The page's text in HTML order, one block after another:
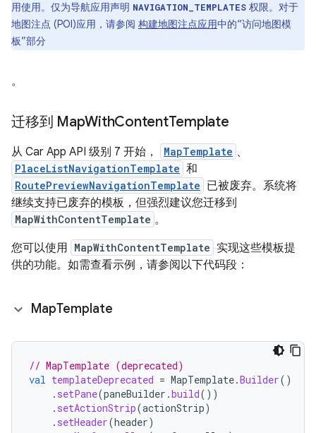
用使用。仅为导航应用声明 NAVIGATION_TEMPLATES 权限。对于
地图注点 (POI)应用，请参阅 构建地图注点应用中的“访问地图模
板”部分
。
迁移到 MapWithContentTemplate
从 Car App API 级别 7 开始， MapTemplate 、
PlaceListNavigationTemplate 和
RoutePreviewNavigationTemplate 已被废弃。系统将
继续支持已废弃的模板，但强烈建议您迁移到
MapWithContentTemplate 。
您可以使用 MapWithContentTemplate 实现这些模板提
供的功能。如需查看示例，请参阅以下代码段：
MapTemplate
// MapTemplate (deprecated)
val templateDeprecated = MapTemplate.Builder()
. setPane(paneBuilder .build())
. setActionStrip(actionStrip)
. setHeader(header)